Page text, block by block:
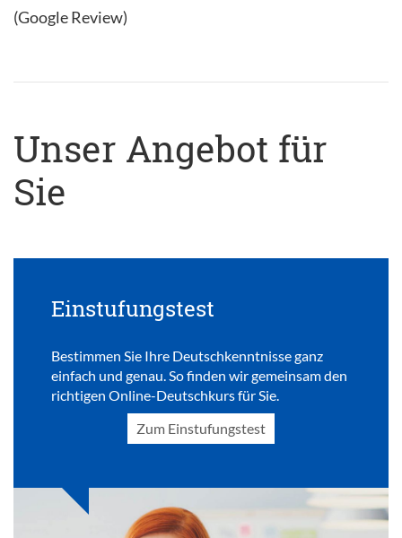
(Google Review)
Unser Angebot für
Sie
Einstufungstest
Bestimmen Sie Ihre Deutschkenntnisse ganz
einfach und genau. So finden wir gemeinsam den
richtigen Online-Deutschkurs für Sie.
Zum Einstufungstest